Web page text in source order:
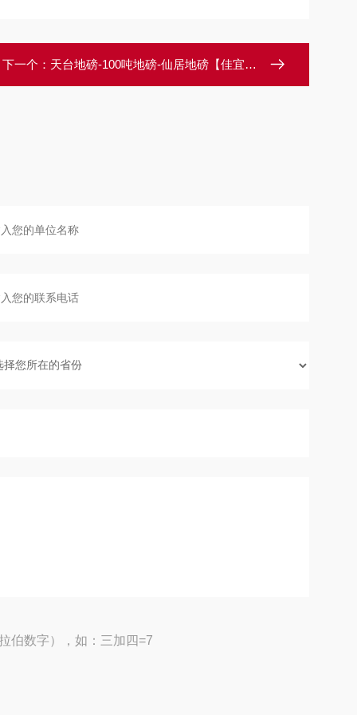
下一个： 天台地磅-100吨地磅-仙居地磅【佳宜电子】
伯数字），如：三加四=7